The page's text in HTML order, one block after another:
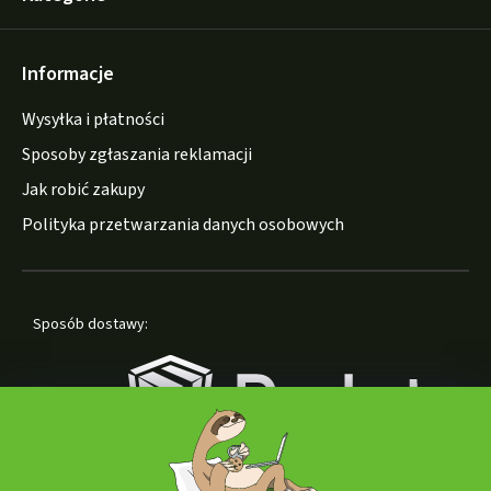
Informacje
Wysyłka i płatności
Sposoby zgłaszania reklamacji
Jak robić zakupy
Polityka przetwarzania danych osobowych
Sposób dostawy: